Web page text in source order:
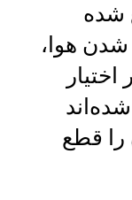
شده
شدن هوا،
را قطع